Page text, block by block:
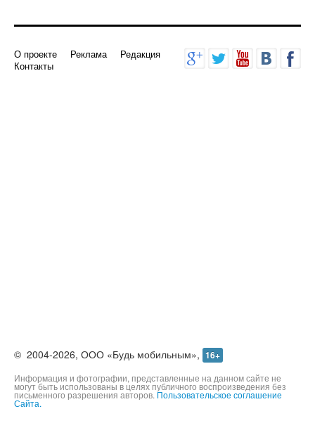
О проекте Реклама
Редакция
Контакты
© 2004-2026, ООО «Будь мобильным», 16+
Информация и фотографии, представленные на данном сайте не
могут быть использованы в целях публичного воспроизведения без
письменного разрешения авторов. Пользовательское соглашение
Сайта.